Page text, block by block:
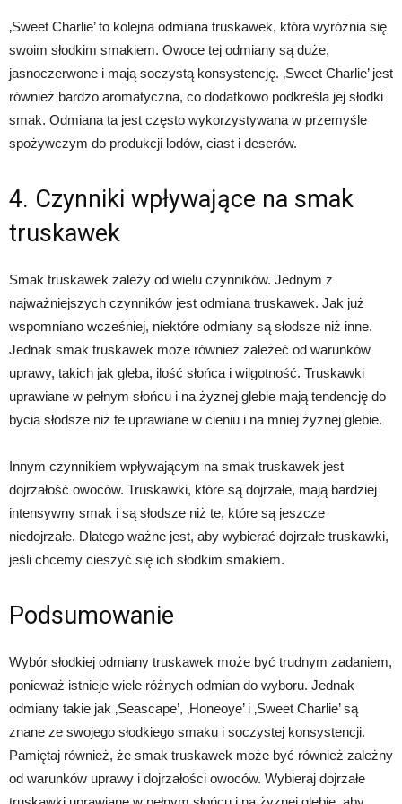
‚Sweet Charlie’ to kolejna odmiana truskawek, która wyróżnia się
swoim słodkim smakiem. Owoce tej odmiany są duże,
jasnoczerwone i mają soczystą konsystencję. ‚Sweet Charlie’ jest
również bardzo aromatyczna, co dodatkowo podkreśla jej słodki
smak. Odmiana ta jest często wykorzystywana w przemyśle
spożywczym do produkcji lodów, ciast i deserów.
4. Czynniki wpływające na smak
truskawek
Smak truskawek zależy od wielu czynników. Jednym z
najważniejszych czynników jest odmiana truskawek. Jak już
wspomniano wcześniej, niektóre odmiany są słodsze niż inne.
Jednak smak truskawek może również zależeć od warunków
uprawy, takich jak gleba, ilość słońca i wilgotność. Truskawki
uprawiane w pełnym słońcu i na żyznej glebie mają tendencję do
bycia słodsze niż te uprawiane w cieniu i na mniej żyznej glebie.
Innym czynnikiem wpływającym na smak truskawek jest
dojrzałość owoców. Truskawki, które są dojrzałe, mają bardziej
intensywny smak i są słodsze niż te, które są jeszcze
niedojrzałe. Dlatego ważne jest, aby wybierać dojrzałe truskawki,
jeśli chcemy cieszyć się ich słodkim smakiem.
Podsumowanie
Wybór słodkiej odmiany truskawek może być trudnym zadaniem,
ponieważ istnieje wiele różnych odmian do wyboru. Jednak
odmiany takie jak ‚Seascape’, ‚Honeoye’ i ‚Sweet Charlie’ są
znane ze swojego słodkiego smaku i soczystej konsystencji.
Pamiętaj również, że smak truskawek może być również zależny
od warunków uprawy i dojrzałości owoców. Wybieraj dojrzałe